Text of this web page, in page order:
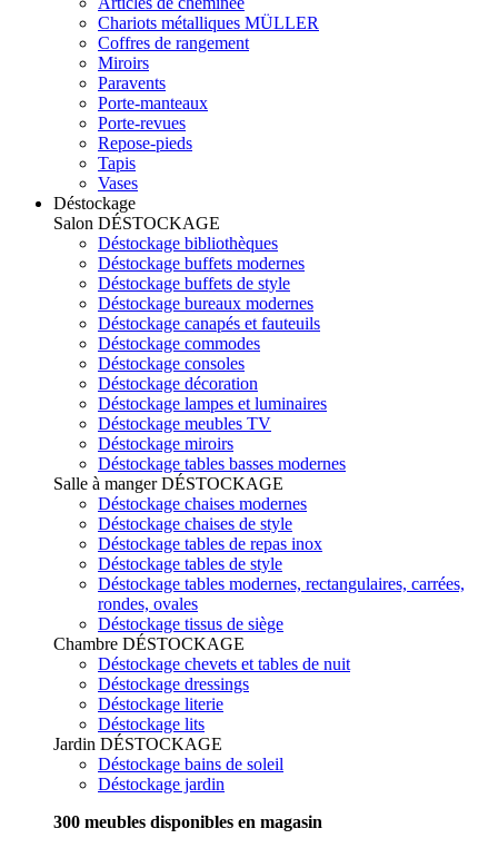
Chariots métalliques MÜLLER
Coffres de rangement
Miroirs
Paravents
Porte-manteaux
Porte-revues
Repose-pieds
Tapis
Vases
Déstockage
Salon DÉSTOCKAGE
Déstockage bibliothèques
Déstockage buffets modernes
Déstockage buffets de style
Déstockage bureaux modernes
Déstockage canapés et fauteuils
Déstockage commodes
Déstockage consoles
Déstockage décoration
Déstockage lampes et luminaires
Déstockage meubles TV
Déstockage miroirs
Déstockage tables basses modernes
Salle à mangerDÉSTOCKAGE
Déstockage chaises modernes
Déstockage chaises de style
Déstockage tables de repas inox
Déstockage tables de style
Déstockage tables modernes, rectangulaires, carrées,
rondes, ovales
Déstockage tissus de siège
Chambre DÉSTOCKAGE
Déstockage chevets et tables de nuit
Déstockage dressings
Déstockage literie
Déstockage lits
Jardin DÉSTOCKAGE
Déstockage bains de soleil
Déstockage jardin
300 meubles disponibles en magasin